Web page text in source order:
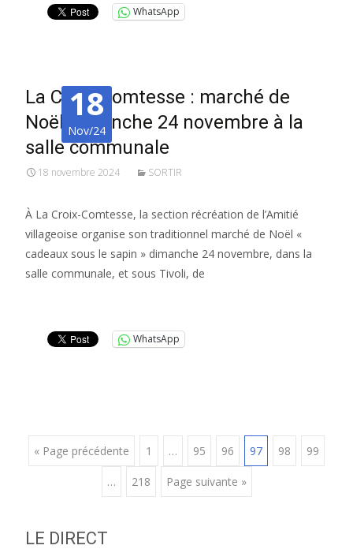
WhatsApp
18
Nov/24
La Croix-Comtesse : marché de
Noël dimanche 24 novembre à la
salle communale
18 novembre 2024 SORTIR
À La Croix-Comtesse, la section récréation de l’Amitié
villageoise organise son traditionnel marché de Noël «
cadeaux sous le sapin » dimanche 24 novembre, dans la
salle communale, et sous Tivoli, de
WhatsApp
Posts
navigation
« Page précédente 1 … 95 96 97 98 99
… 218 Page suivante »
LE DIRECT